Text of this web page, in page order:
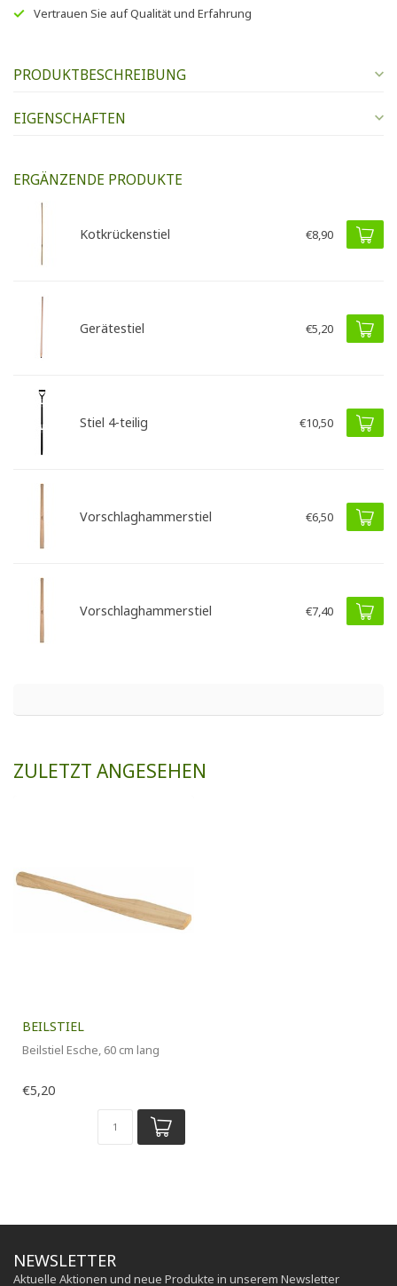
Vertrauen Sie aufQualität und Erfahrung
PRODUKTBESCHREIBUNG
EIGENSCHAFTEN
ERGÄNZENDE PRODUKTE
Kotkrückenstiel €8,90
Gerätestiel €5,20
Stiel 4-teilig €10,50
Vorschlaghammerstiel €6,50
Vorschlaghammerstiel €7,40
ZULETZT ANGESEHEN
BEILSTIEL
Beilstiel Esche, 60 cm lang
€5,20
NEWSLETTER
Aktuelle Aktionen und neue Produkte in unserem Newsletter